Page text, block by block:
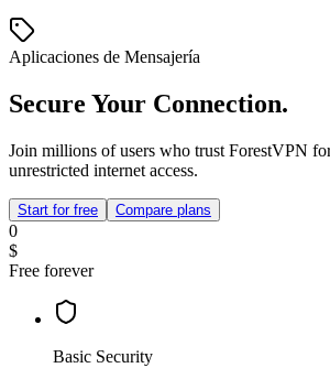
Aplicaciones de Mensajería
Secure Your Connection.
Join millions of users who trust ForestVPN
unrestricted internet access.
Start for free Compare plans
0
$
Free forever
Basic Security